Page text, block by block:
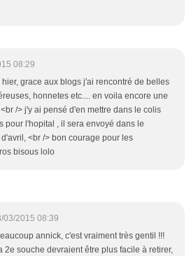
08:29
grace aux blogs j'ai rencontré de belles
honnetes etc.... en voila encore une
/> j'y ai pensé d'en mettre dans le colis
pour l'hopital , il sera envoyé dans le
<br /> bon courage pour les
bisous lolo
03/2015 08:39
annick, c'est vraiment très gentil !!!
2e souche devraient être plus facile à retirer,